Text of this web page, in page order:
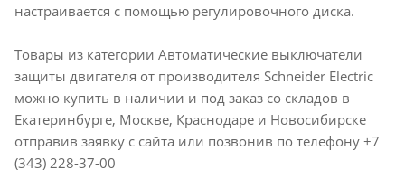
настраивается с помощью регулировочного диска.
Товары из категории Автоматические выключатели
защиты двигателя от производителя Schneider Electric
можно купить в наличии и под заказ со складов в
Екатеринбурге, Москве, Краснодаре и Новосибирске
отправив заявку с сайта или позвонив по телефону +7
(343) 228-37-00